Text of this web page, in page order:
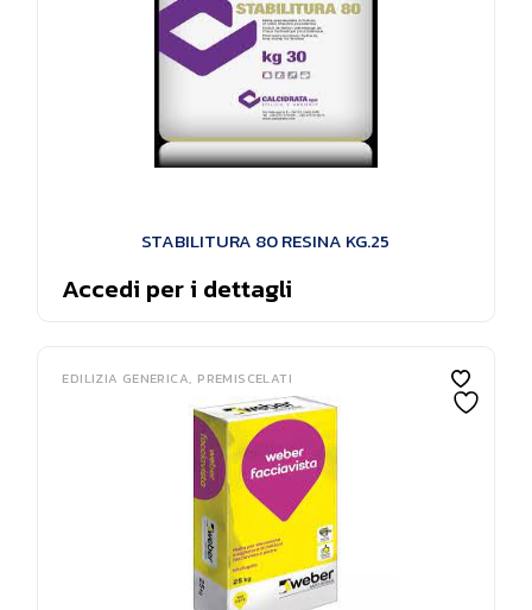
STABILITURA 80 RESINA KG.25
Accedi per i dettagli
EDILIZIA GENERICA PREMISCELATI